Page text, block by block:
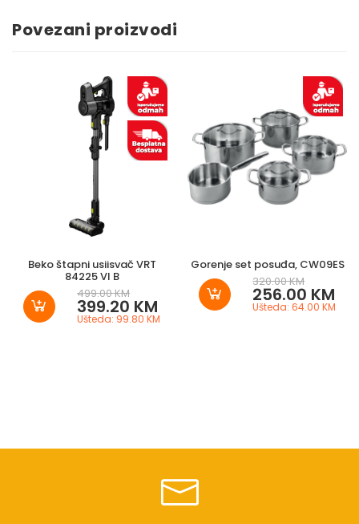
Povezani proizvodi
Beko štapni usiisvač VRT
84225 VI B
499.00 KM
399.20 KM
Ušteda: 99.80 KM
Gorenje set posuđa, CW09ES
320.00 KM
256.00 KM
Ušteda: 64.00 KM